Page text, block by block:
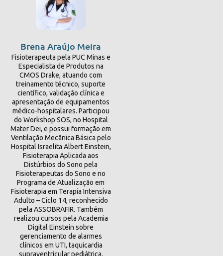
Brena Araújo Meira
Fisioterapeuta pela PUC Minas e
Especialista de Produtos na
CMOS Drake, atuando com
treinamento técnico, suporte
científico, validação clínica e
apresentação de equipamentos
médico-hospitalares. Participou
do Workshop SOS, no Hospital
Mater Dei, e possui formação em
Ventilação Mecânica Básica pelo
Hospital Israelita Albert Einstein,
Fisioterapia Aplicada aos
Distúrbios do Sono pela
Fisioterapeutas do Sono e no
Programa de Atualização em
Fisioterapia em Terapia Intensiva
Adulto – Ciclo 14, reconhecido
pela ASSOBRAFIR. Também
realizou cursos pela Academia
Digital Einstein sobre
gerenciamento de alarmes
clínicos em UTI, taquicardia
supraventricular pediátrica,